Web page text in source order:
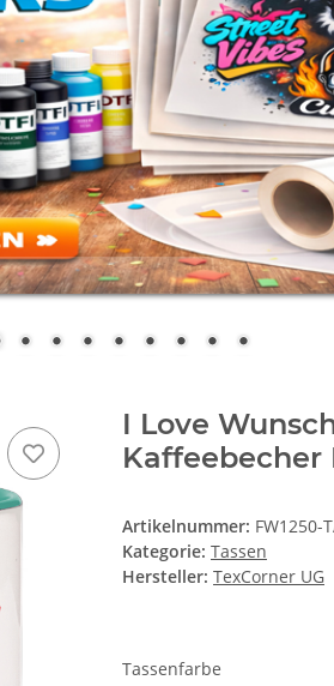
I Love
Kaffeebecher
Artikelnummer: FW1250-
Kategorie: Tassen
Hersteller: TexCorner UG
Tassenfarbe